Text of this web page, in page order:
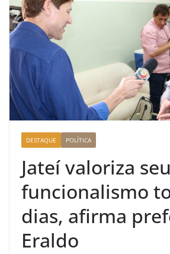
DESTAQUE POLÍTICA
Jateí valoriza seu
funcionalismo
dias, afirma
Eraldo